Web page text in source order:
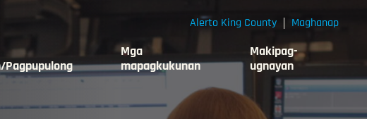
Pagpupulong
Mga
mapagkukunan
Makipag-
ugnayan
Alerto King County Maghanap